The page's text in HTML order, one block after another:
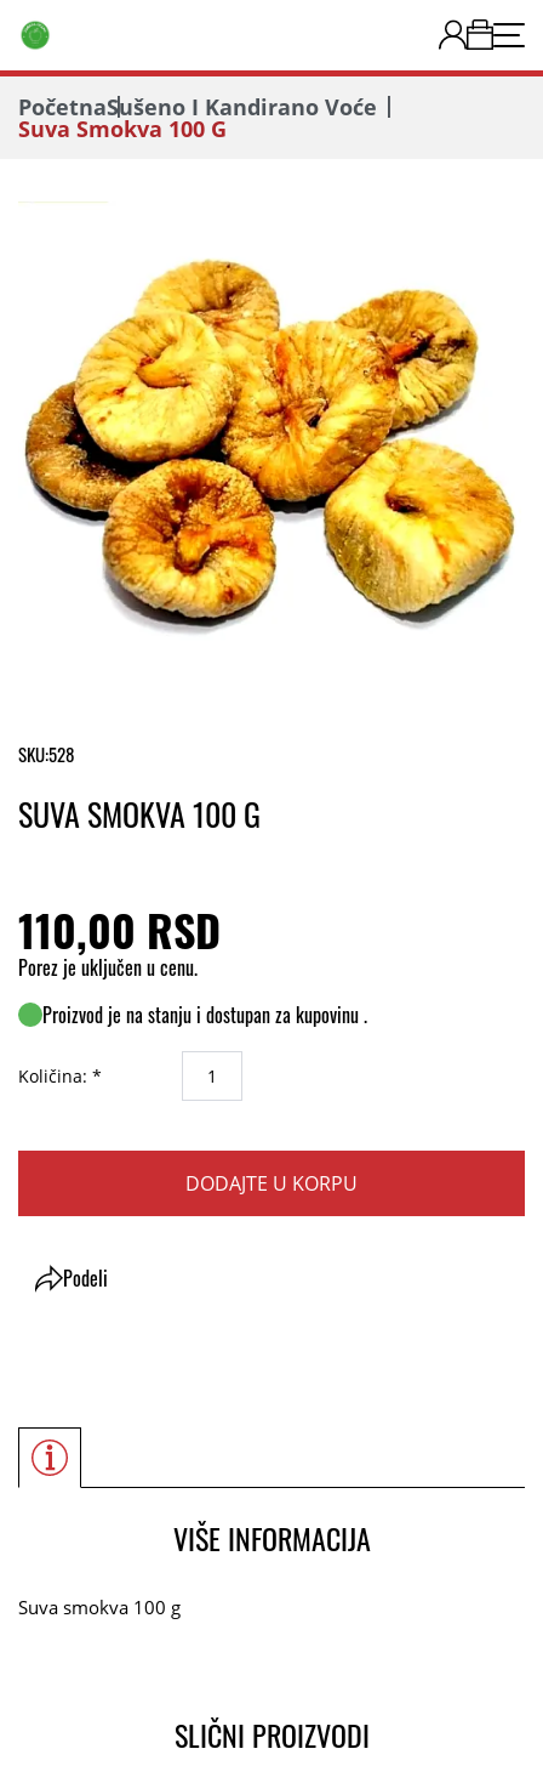
PočetnaSušeno I Kandirano Voće
Suva Smokva 100 G
SKU:528
SUVA SMOKVA 100 G
110,00 RSD
Porez je uključen u cenu.
Proizvod je na stanju i dostupan za kupovinu .
Količina: *
DODAJTE U KORPU
Podeli
VIŠE INFORMACIJA
Suva smokva 100 g
SLIČNI PROIZVODI